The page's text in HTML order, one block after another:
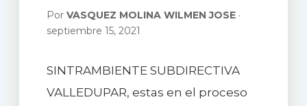
Por VASQUEZ MOLINA WILMEN JOSE·
septiembre 15, 2021
SINTRAMBIENTE SUBDIRECTIVA
VALLEDUPAR, estas en el proceso